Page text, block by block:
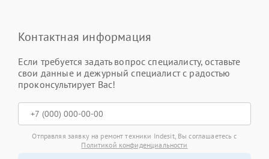
Контактная информация
Если требуется задать вопрос специалисту, оставьте
свои данные и дежурный специалист с радостью
проконсультирует Вас!
Отправляя заявку на ремонт техники Indesit, Вы соглашаетесь с
Политикой конфиденциальности